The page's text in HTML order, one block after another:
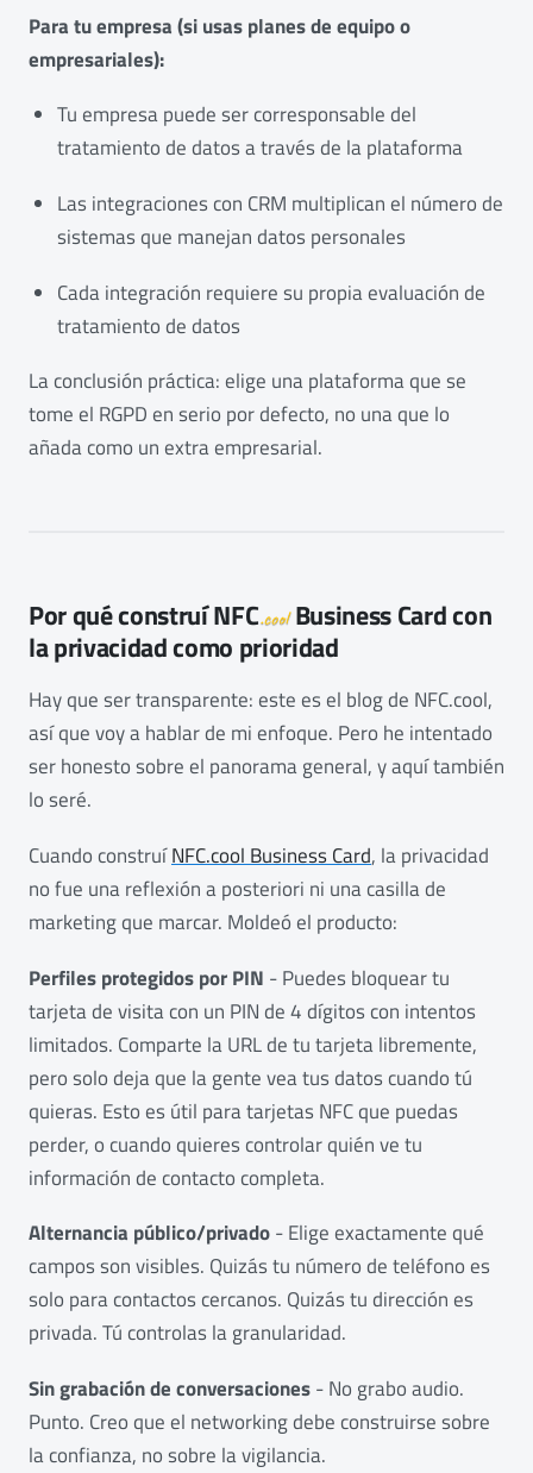
Para tu empresa (si usas planes de equipo o
empresariales):
Tu empresa puede ser corresponsable del
tratamiento de datos a través de la plataforma
Las integraciones con CRM multiplican el número de
sistemas que manejan datos personales
Cada integración requiere su propia evaluación de
tratamiento de datos
La conclusión práctica: elige una plataforma que se
tome el RGPD en serio por defecto, no una que lo
añada como un extra empresarial.
Por qué construíNFC.coolBusiness Card con
la privacidad como prioridad
Hay que ser transparente: este es el blog de NFC.cool,
así que voy a hablar de mi enfoque. Pero he intentado
ser honesto sobre el panorama general, y aquí también
lo seré.
Cuando construíNFC.cool Business Card, la privacidad
no fue una reflexión a posteriori ni una casilla de
marketing que marcar. Moldeó el producto:
Perfiles protegidos por PIN - Puedes bloquear tu
tarjeta de visita con un PIN de 4 dígitos con intentos
limitados. Comparte la URL de tu tarjeta libremente,
pero solo deja que la gente vea tus datos cuando tú
quieras. Esto es útil para tarjetas NFC que puedas
perder, o cuando quieres controlar quién ve tu
información de contacto completa.
Alternancia público/privado- Elige exactamente qué
campos son visibles. Quizás tu número de teléfono es
solo para contactos cercanos. Quizás tu dirección es
privada. Tú controlas la granularidad.
Sin grabación de conversaciones- No grabo audio.
Punto. Creo que el networking debe construirse sobre
la confianza, no sobre la vigilancia.